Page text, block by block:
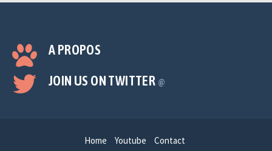
A PROPOS
JOIN US ON TWITTER @
Home Youtube Contact